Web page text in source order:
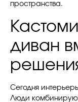
пространства.
диван
Сегодня
Люди